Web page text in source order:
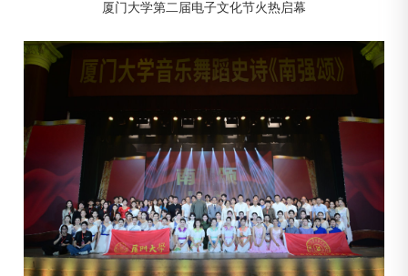
2025-08-28 19:30:18
学科研究
2025-06-20 09:00:25
南光一320会议室
【至善大讲堂】 邴正：中国式现代化的文化文明观
2025-06-19 15:00:08
厦门大学第二届电子文化节火热启幕